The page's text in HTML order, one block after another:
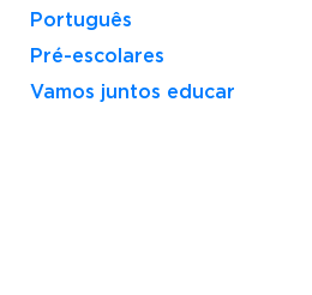
Português
Pré-escolares
Vamos juntos educar